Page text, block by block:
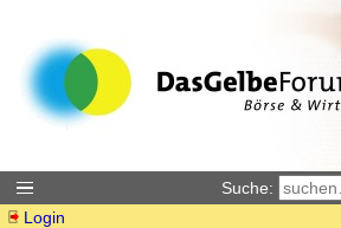
Suche:
Login